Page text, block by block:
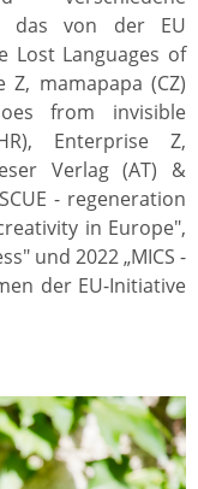
das von der EU
Lost Languages of
mamapapa (CZ)
from invisible
Enterprise Z,
Verlag (AT) &
- regeneration
in Europe",
und 2022 „MICS -
der EU-Initiative